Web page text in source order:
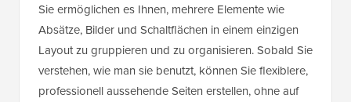
Sie ermöglichen es Ihnen, mehrere Elemente wie
Absätze, Bilder und Schaltflächen in einem einzigen
Layout zu gruppieren und zu organisieren. Sobald Sie
verstehen, wie man sie benutzt, können Sie flexiblere,
professionell aussehende Seiten erstellen, ohne auf